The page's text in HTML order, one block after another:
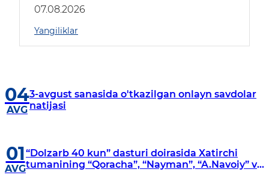
07.08.2026
Yangiliklar
04
AVG
3-avgust sanasida o'tkazilgan onlayn savdolar
natijasi
01
AVG
“Dolzarb 40 kun” dasturi doirasida Xatirchi
tumanining “Qoracha”, “Nayman”, “A.Navoiy” va